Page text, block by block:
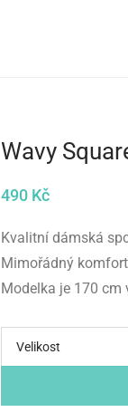
Wavy
490 Kč
Kvalitní dámská
Mimořádný
Modelka je 170 cm
Velikost